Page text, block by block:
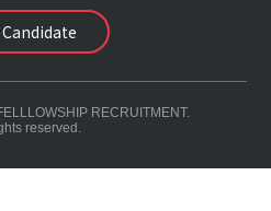
RECRUITMENT.
reserved.